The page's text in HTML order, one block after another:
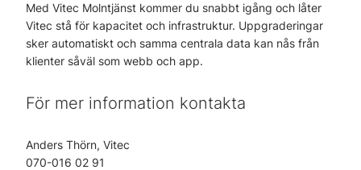
Med Vitec Molntjänst kommer du snabbt igång och låter
Vitec stå för kapacitet och infrastruktur. Uppgraderingar
sker automatiskt och samma centrala data kan nås från
klienter såväl som webb och app.
För mer information kontakta
Anders Thörn, Vitec
070-016 02 91